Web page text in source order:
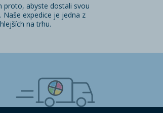
proto, abyste dostali svou
Naše expedice je jedna z
na trhu.